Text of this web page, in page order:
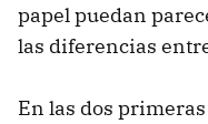
papel puedan
las diferencias
En las dos